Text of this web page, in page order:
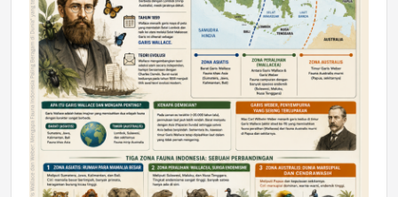
Mahasiswa Samarinda dalam Astra
Honda SDGs Future Leaders 2026
Jumat, 10 Jul 2026 19:01